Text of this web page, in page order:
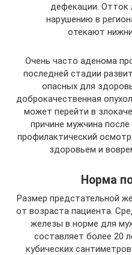
дефекации. Отток
нарушению в
отекают
Очень часто аденома
последней стадии
опасных для
доброкачественная
может перейти в
причине мужчина
профилактический
здоровьем и
Норма
Размер предстательной
от возраста пациента.
железы в норме для
составляет более 20
кубических